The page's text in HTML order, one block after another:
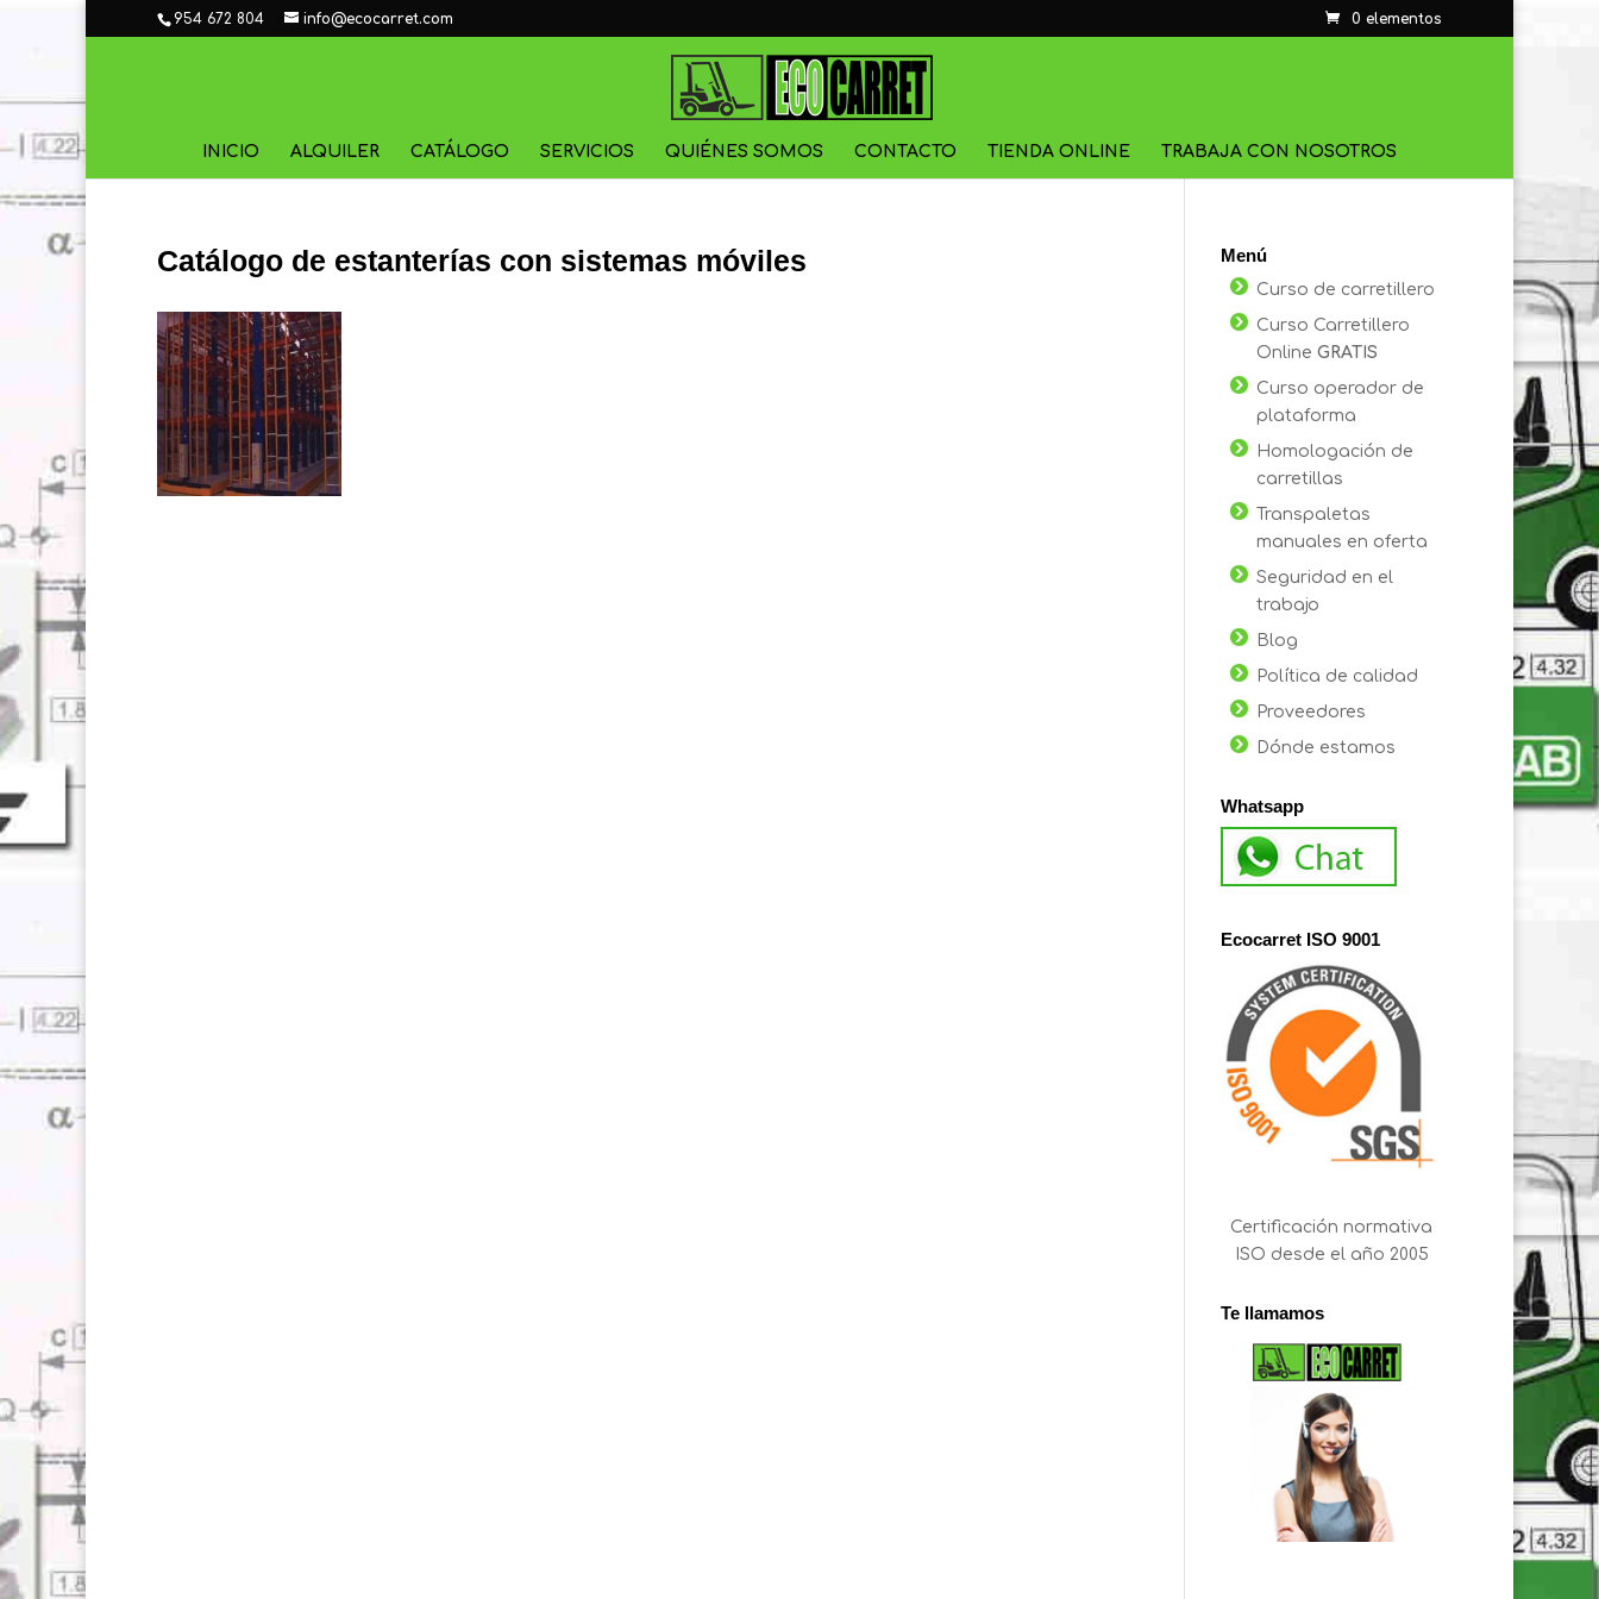
954 672 804 info@ecocarret.com 0 elementos
INICIO ALQUILER CATÁLOGO SERVICIOS QUIÉNES SOMOS CONTACTO TIENDA ONLINE TRABAJA CON NOSOTROS
Catálogo de estanterías con sistemas móviles Menú
Curso de carretillero
Curso Carretillero
Online GRATIS
Curso operador de
plataforma
Homologación de
carretillas
Transpaletas
manuales en oferta
Seguridad en el
trabajo
Blog
Política de calidad
Proveedores
Dónde estamos
Whatsapp
Ecocarret ISO 9001
Certificación normativa
ISO desde el año 2005
Te llamamos